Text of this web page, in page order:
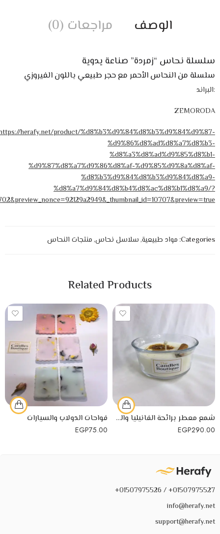
الوصف مراجعات (0)
سلسلة نحاس “زمردة” صناعة يدوية
سلسلة من النحاس الأحمر مع حجر طبيعي باللون الفيروزي
:البراند
ZEMORODA
herafy.net/product/%d8%b3%d9%84%d8%b3%d9%84%d9%87-
%d9%86%d8%ad%d8%a7%d8%b3-
%d8%a3%d8%ad%d9%85%d8%b1-
%d9%87%d8%a7%d9%86%d8%af-%d9%85%d9%8a%d8%af-
%d8%b3%d9%84%d8%b3%d9%84%d8%a9-
%d8%a7%d9%84%d8%b4%d8%ac%d8%b1%d8%a9/?
Categories: مواد طبيعية,سلاسل نحاس,منتجات النحاس
Related Products
شمع معطر برائحة الفانيليا والقرفة لأجواء شتوية دافئة وهادئة
EGP290.00
فواحات الدولاب والسيارات
EGP75.00
01507975527+ / 01507975526+
info@herafy.net
support@herafy.net